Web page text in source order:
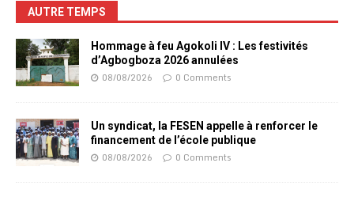
AUTRE TEMPS
Hommage à feu Agokoli IV : Les festivités
d’Agbogboza 2026 annulées
08/08/2026 0 Comments
Un syndicat, la FESEN appelle à renforcer le
financement de l’école publique
08/08/2026 0 Comments